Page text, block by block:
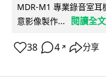
MDR-M1 專業錄音室耳
意影像製作...
閱讀全文
38 4 ↗ 分享